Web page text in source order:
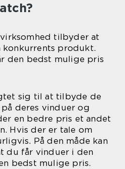
virksomhed tilbyder at
konkurrents produkt.
den bedst mulige pris
sig til at tilbyde de
deres vinduer og
en bedre pris et andet
Hvis der er tale om
På den måde kan
du får vinduer i den
bedst mulige pris.